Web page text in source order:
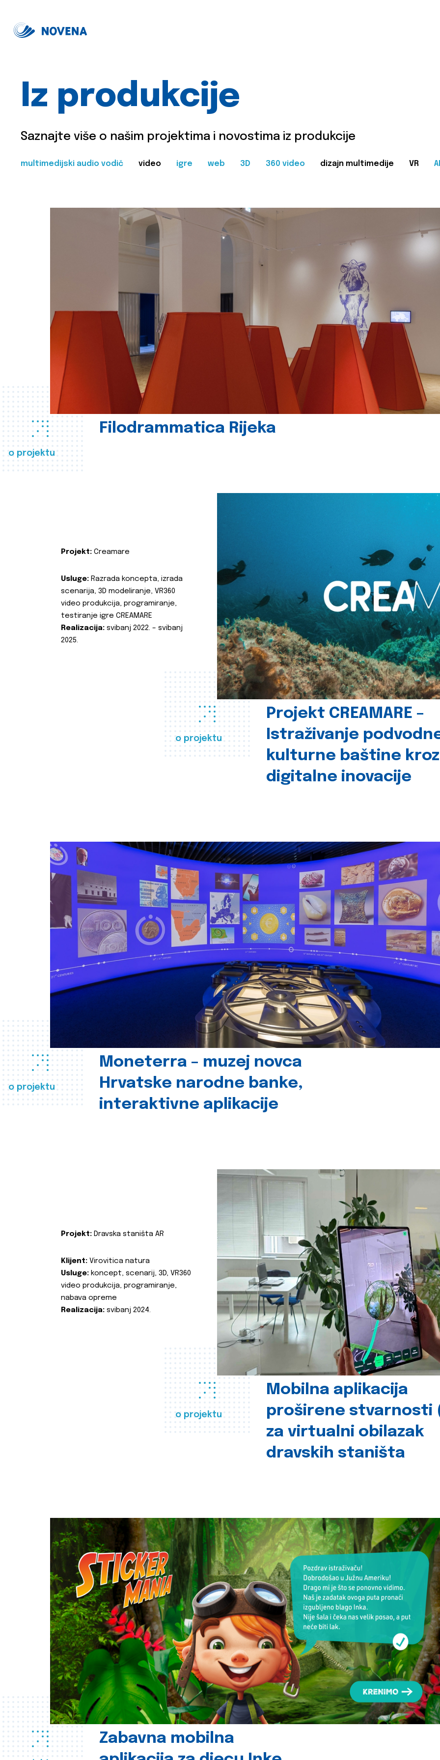
Iz produkcije
Saznajte više o našim projektima i novostima iz produkcije
multimedijski audio vodič video igre web 3D 360 video dizajn multimedije VR
o projektu
Filodrammatica Rijeka
o projektu
Projekt CREAMARE –
Istraživanje
kulturne baštine kroz
digitalne inovacije
Projekt: Creamare
Usluge: Razrada koncepta, izrada
scenarija, 3D modeliranje, VR360
video produkcija, programiranje,
testiranje igre CREAMARE
Realizacija: svibanj 2022. – svibanj
2025.
o projektu
Moneterra – muzej novca
Hrvatske narodne banke,
interaktivne aplikacije
o projektu
Mobilna aplikacija
proširene stvarnosti
za virtualni obilazak
dravskih staništa
Projekt: Dravska staništa AR
Klijent: Virovitica natura
Usluge: koncept, scenarij, 3D, VR360
video produkcija, programiranje,
nabava opreme
Realizacija: svibanj 2024.
Zabavna mobilna